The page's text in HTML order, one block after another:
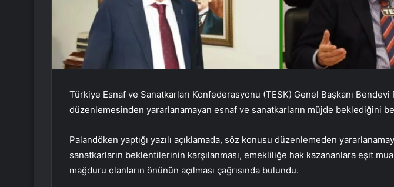
Türkiye Esnaf ve Sanatkarları Konfederasyonu (TESK) Genel Başkanı Bendevi
düzenlemesinden yararlanamayan esnaf ve sanatkarların müjde beklediğini
Palandöken yaptığı yazılı açıklamada, söz konusu düzenlemeden
sanatkarların beklentilerinin karşılanması, emekliliğe hak kazananlara eşit
mağduru olanların önünün açılması çağrısında bulundu.